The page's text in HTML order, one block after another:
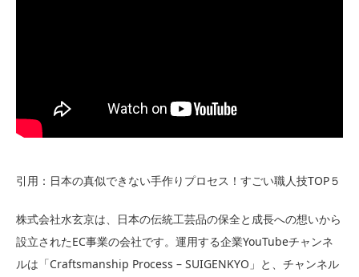
引用：日本の真似できない手作りプロセス！すごい職人技TOP５
株式会社水玄京は、日本の伝統工芸品の保全と成長への想いから
設立されたEC事業の会社です。運用する企業YouTubeチャンネ
ルは「Craftsmanship Process – SUIGENKYO」と、チャンネル